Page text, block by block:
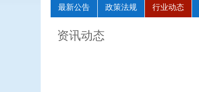
最新公告 政策法规 行业动态
资讯动态